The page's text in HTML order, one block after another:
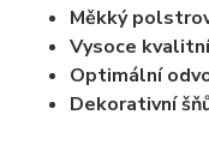
Měkký
Vysoce
Optimální
Dekorativní